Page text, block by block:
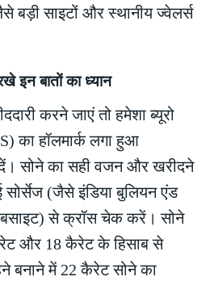
साइटों और स्थानीय ज्वेलर्स
इन बातों का ध्यान
करने जाएं तो हमेशा ब्यूरो
का हॉलमार्क लगा हुआ
सोने का सही वजन और खरीदने
(जैसे इंडिया बुलियन एंड
से क्रॉस चेक करें। सोने
और 18 कैरेट के हिसाब से
बनाने में 22 कैरेट सोने का